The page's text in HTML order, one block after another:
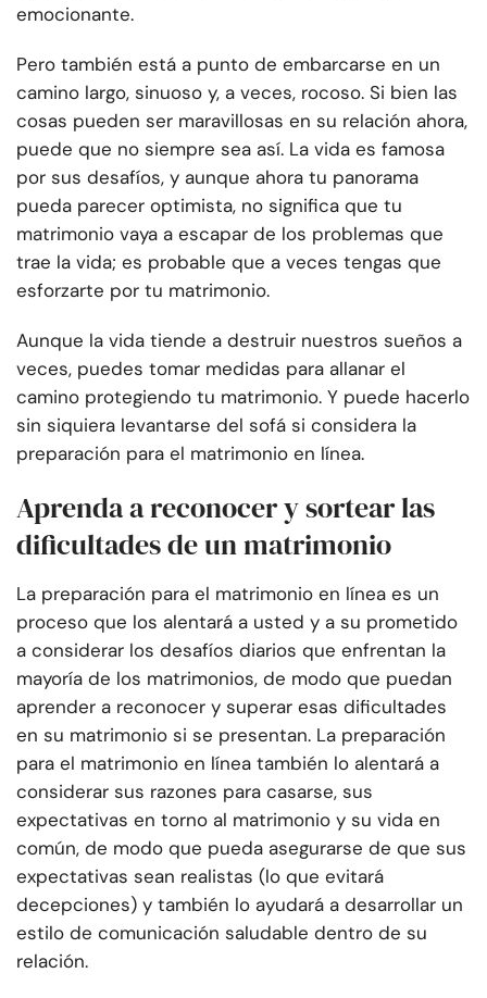
emocionante.
Pero también está a punto de embarcarse en un
camino largo, sinuoso y, a veces, rocoso. Si bien las
cosas pueden ser maravillosas en su relación ahora,
puede que no siempre sea así. La vida es famosa
por sus desafíos, y aunque ahora tu panorama
pueda parecer optimista, no significa que tu
matrimonio vaya a escapar de los problemas que
trae la vida; es probable que a veces tengas que
esforzarte por tu matrimonio.
Aunque la vida tiende a destruir nuestros sueños a
veces, puedes tomar medidas para allanar el
camino protegiendo tu matrimonio. Y puede hacerlo
sin siquiera levantarse del sofá si considera la
preparación para el matrimonio en línea.
Aprenda a reconocer y sortear las
dificultades de un matrimonio
La preparación para el matrimonio en línea es un
proceso que los alentará a usted y a su prometido
a considerar los desafíos diarios que enfrentan la
mayoría de los matrimonios, de modo que puedan
aprender a reconocer y superar esas dificultades
en su matrimonio si se presentan. La preparación
para el matrimonio en línea también lo alentará a
considerar sus razones para casarse, sus
expectativas en torno al matrimonio y su vida en
común, de modo que pueda asegurarse de que sus
expectativas sean realistas (lo que evitará
decepciones) y también lo ayudará a desarrollar un
estilo de comunicación saludable dentro de su
relación.